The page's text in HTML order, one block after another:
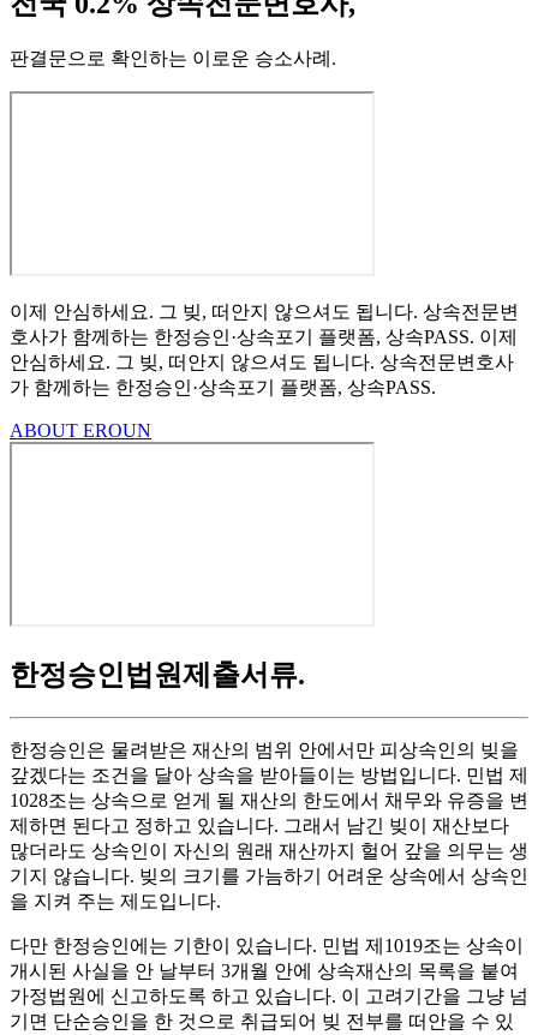
판결문으로 확인하는 이로운 승소사례 .
이제 안심하세요. 그 빚, 떠안지 않으셔도 됩니다. 상속전문변
호사가 함께하는 한정승인·상속포기 플랫폼, 상속PASS. 이제
안심하세요. 그 빚, 떠안지 않으셔도 됩니다. 상속전문변호사
가 함께하는 한정승인·상속포기 플랫폼, 상속PASS.
ABOUT EROUN
한정승인법원제출서류.
한정승인은 물려받은 재산의 범위 안에서만 피상속인의 빚을
갚겠다는 조건을 달아 상속을 받아들이는 방법입니다. 민법 제
1028조는 상속으로 얻게 될 재산의 한도에서 채무와 유증을 변
제하면 된다고 정하고 있습니다. 그래서 남긴 빚이 재산보다
많더라도 상속인이 자신의 원래 재산까지 헐어 갚을 의무는 생
기지 않습니다. 빚의 크기를 가늠하기 어려운 상속에서 상속인
을 지켜 주는 제도입니다.
다만 한정승인에는 기한이 있습니다. 민법 제1019조는 상속이
개시된 사실을 안 날부터 3개월 안에 상속재산의 목록을 붙여
가정법원에 신고하도록 하고 있습니다. 이 고려기간을 그냥 넘
기면 단순승인을 한 것으로 취급되어 빚 전부를 떠안을 수 있